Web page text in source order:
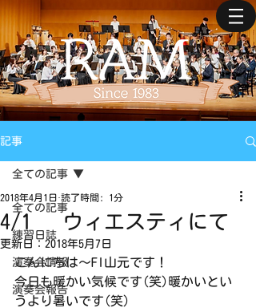
記事
全ての記事
練習日誌
演奏会情報
演奏会報告
全ての記事
4/1 ウィエスティにて
2018年4月1日 読了時間: 1分
更新日： 2018年5月7日
こんにちは～Fl山元です！
今日も暖かい気候です(笑)暖かいとい
うより暑いです(笑)